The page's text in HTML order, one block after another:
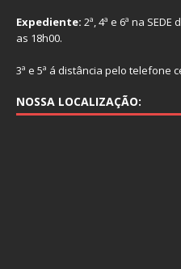
Expediente: 2ª, 4ª e 6ª na SEDE
as 18h00.
3ª e 5ª á distância pelo telefone
NOSSA LOCALIZAÇÃO: